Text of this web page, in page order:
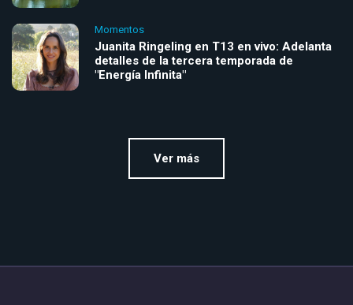
Momentos
Juanita Ringeling en T13 en vivo: Adelanta
detalles de la tercera temporada de
"Energía Infinita"
Ver más